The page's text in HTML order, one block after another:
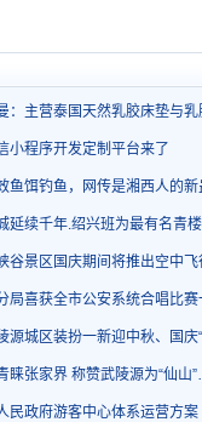
：主营泰国天然乳胶床垫与
小程序开发定制平台来了
鱼饵钓鱼，网传是湘西人的新
延续千年.绍兴班为最有名青
谷景区国庆期间将推出空中
局喜获全市公安系统合唱比
源城区装扮一新迎中秋、国
睐张家界 称赞武陵源为“仙山
民政府游客中心体系运营方